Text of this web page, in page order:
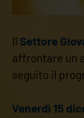
Il Settore
affrontare un
seguito il
Venerdì 15